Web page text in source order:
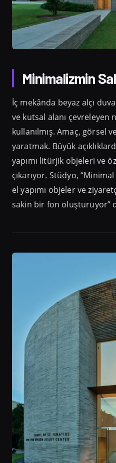
Minimalizmin
İç mekânda beyaz alçı
ve kutsal alanı
kullanılmış. Amaç, görsel
yaratmak. Büyük
yapımı litürjik objeleri ve
çıkarıyor. Stüdyo,
el yapımı objeler ve
sakin bir fon oluşturuyor”